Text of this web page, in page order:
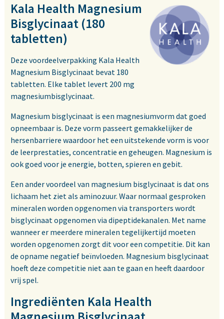
Kala Health Magnesium
Bisglycinaat (180
tabletten)
Deze voordeelverpakking Kala Health
Magnesium Bisglycinaat bevat 180
tabletten. Elke tablet levert 200 mg
magnesiumbisglycinaat.
Magnesium bisglycinaat is een magnesiumvorm dat goed
opneembaar is. Deze vorm passeert gemakkelijker de
hersenbarriere waardoor het een uitstekende vorm is voor
de leerprestaties, concentratie en geheugen. Magnesium is
ook goed voor je energie, botten, spieren en gebit.
Een ander voordeel van magnesium bisglycinaat is dat ons
lichaam het ziet als aminozuur. Waar normaal gesproken
mineralen worden opgenomen via transporters wordt
bisglycinaat opgenomen via dipeptidekanalen. Met name
wanneer er meerdere mineralen tegelijkertijd moeten
worden opgenomen zorgt dit voor een competitie. Dit kan
de opname negatief beïnvloeden. Magnesium bisglycinaat
hoeft deze competitie niet aan te gaan en heeft daardoor
vrij spel.
Ingrediënten Kala Health